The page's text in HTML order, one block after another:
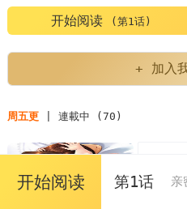
亲密的家庭漫画为什么不更
亲密
亲密的家庭泰民
亲密的家庭或者朋友中的
开始阅读 (第1话)
+ 加入
周五更| 連載中 (70)
2023/04/
开始阅读 第1话 亲